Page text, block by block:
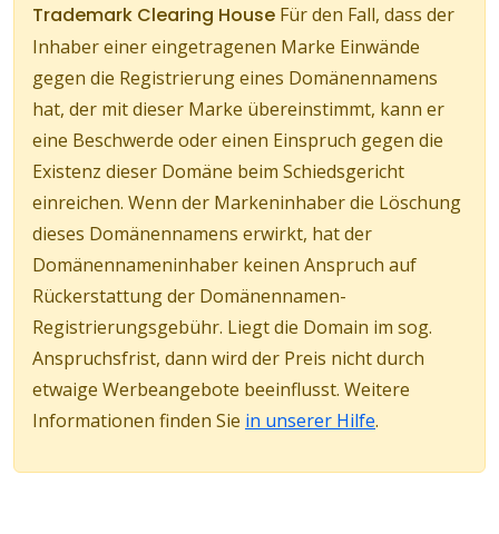
Trademark Clearing House Für den Fall, dass der
Inhaber einer eingetragenen Marke Einwände
gegen die Registrierung eines Domänennamens
hat, der mit dieser Marke übereinstimmt, kann er
eine Beschwerde oder einen Einspruch gegen die
Existenz dieser Domäne beim Schiedsgericht
einreichen. Wenn der Markeninhaber die Löschung
dieses Domänennamens erwirkt, hat der
Domänennameninhaber keinen Anspruch auf
Rückerstattung der Domänennamen-
Registrierungsgebühr. Liegt die Domain im sog.
Anspruchsfrist, dann wird der Preis nicht durch
etwaige Werbeangebote beeinflusst. Weitere
Informationen finden Sie in unserer Hilfe.